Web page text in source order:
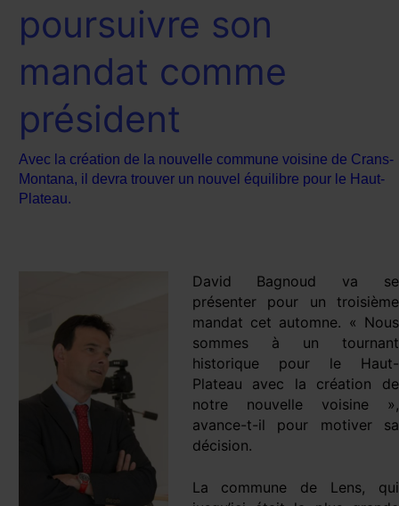
poursuivre son
mandat comme
président
Avec la création de la nouvelle commune voisine de Crans-
Montana, il devra trouver un nouvel équilibre pour le Haut-
Plateau.
David Bagnoud va se
présenter pour un troisième
mandat cet automne. « Nous
sommes à un tournant
historique pour le Haut-
Plateau avec la création de
notre nouvelle voisine »,
avance-t-il pour motiver sa
décision.
La commune de Lens, qui
poursuivre
son
comme